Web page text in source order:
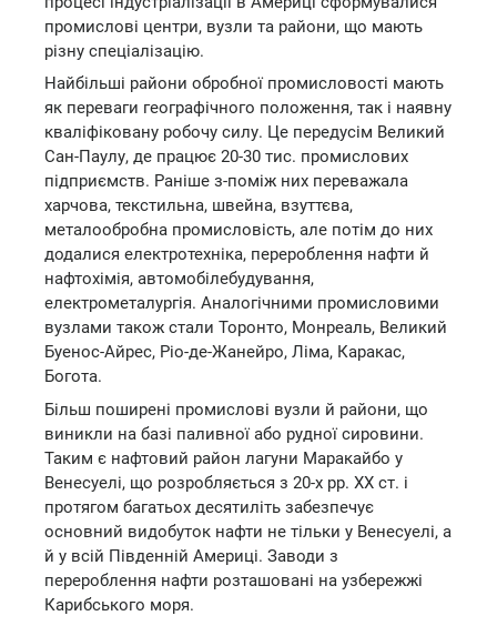
промислові центри, вузли та райони, що мають
різну спеціалізацію.
Найбільші райони обробної промисловості мають
як переваги географічного положення, так і наявну
кваліфіковану робочу силу. Це передусім Великий
Сан-Паулу, де працює 20-30 тис. промислових
підприємств. Раніше з-поміж них переважала
харчова, текстильна, швейна, взуттєва,
металообробна промисловість, але потім до них
додалися електротехніка, перероблення нафти й
нафтохімія, автомобілебудування,
електрометалургія. Аналогічними промисловими
вузлами також стали Торонто, Монреаль, Великий
Буенос-Айрес, Ріо-де-Жанейро, Ліма, Каракас,
Богота.
Більш поширені промислові вузли й райони, що
виникли на базі паливної або рудної сировини.
Таким є нафтовий район лагуни Маракайбо у
Венесуелі, що розробляється з 20-х рр. XX ст. і
протягом багатьох десятиліть забезпечує
основний видобуток нафти не тільки у Венесуелі, а
й у всій Південній Америці. Заводи з
перероблення нафти розташовані на узбережжі
Карибського моря.